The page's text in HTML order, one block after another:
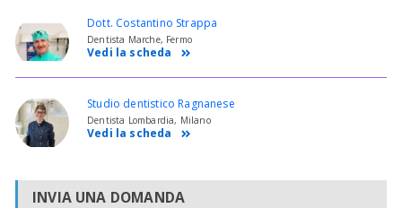
Dott. Costantino Strappa
Dentista Marche, Fermo
Vedi la scheda
Studio dentistico Ragnanese
Dentista Lombardia, Milano
Vedi la scheda
INVIA UNA DOMANDA